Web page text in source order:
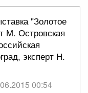
"Золотое
М. Островская
эксперт Н.
00:54